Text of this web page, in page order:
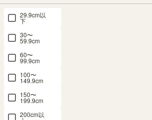
29.9cm以
下
30〜
59.9cm
60〜
99.9cm
100〜
149.9cm
150〜
199.9cm
200cm以
くすみピンク
ホワイト（白木目）
組立サービス